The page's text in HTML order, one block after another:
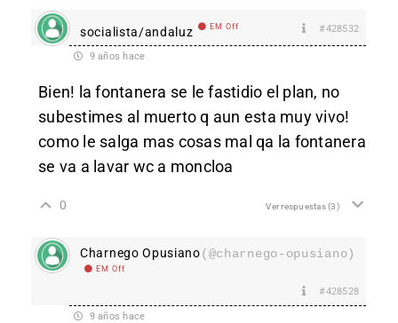
socialista/andaluz EM Off #428532
9 años hace
Bien! la fontanera se le fastidio el plan, no
subestimes al muerto q aun esta muy vivo!
como le salga mas cosas mal qa la fontanera
se va a lavar wc a moncloa
0 Ver respuestas(3)
Charnego Opusiano(@charnego-opusiano)
EM Off
#428528
9 años hace